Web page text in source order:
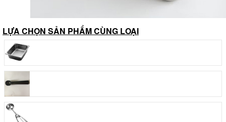
LỰA CHỌN SẢN PHẨM CÙNG LOẠI